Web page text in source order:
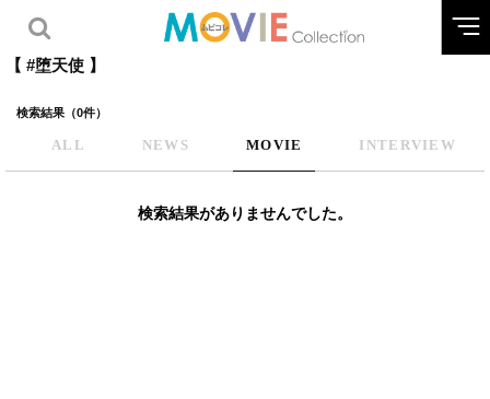
【 #堕天使 】
検索結果（0件）
ALL NEWS MOVIE INTERVIEW
検索結果がありませんでした。